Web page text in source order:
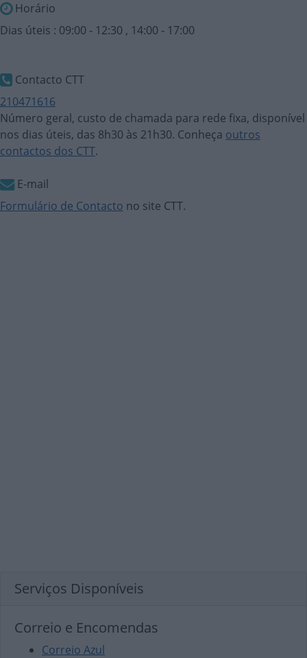
Horário
Dias úteis : 09:00 - 12:30 , 14:00 - 17:00
Contacto CTT
210471616
Número geral, custo de chamada para rede fixa, disponível
nos dias úteis, das 8h30 às 21h30. Conheça outros
contactos dos CTT.
E-mail
Formulário de Contacto no site CTT.
Serviços Disponíveis
Correio e Encomendas
Correio Azul